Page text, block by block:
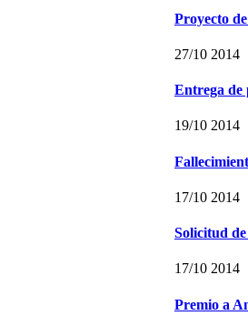
Proyecto
27/10 2014
Entrega de
19/10 2014
17/10 2014
Solicitud
17/10 2014
Premio a